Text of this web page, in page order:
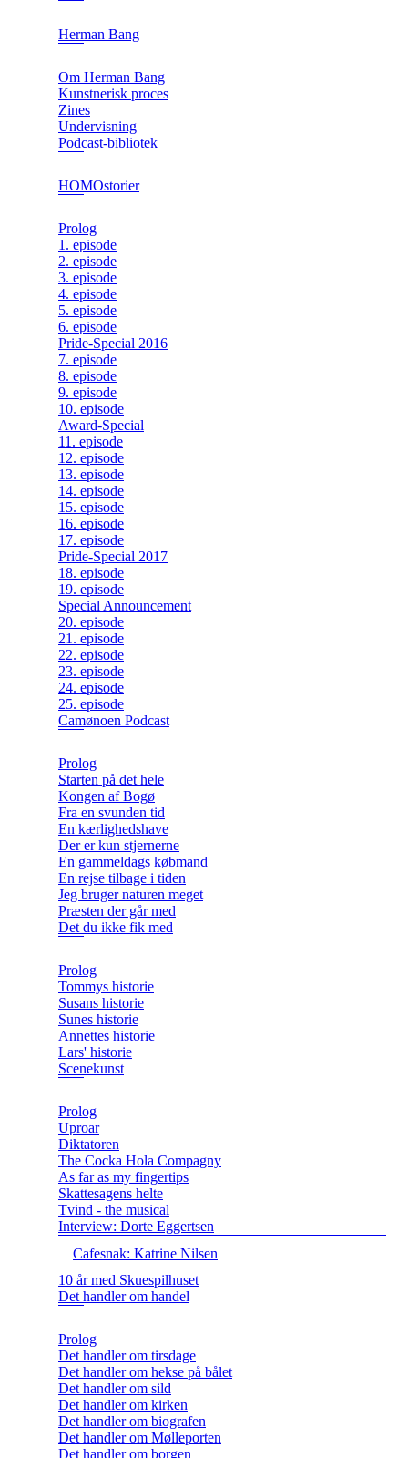
Herman Bang
Om Herman Bang
Kunstnerisk proces
Zines
Undervisning
Podcast-bibliotek
HOMOstorier
Prolog
1. episode
2. episode
3. episode
4. episode
5. episode
6. episode
Pride-Special 2016
7. episode
8. episode
9. episode
10. episode
Award-Special
11. episode
12. episode
13. episode
14. episode
15. episode
16. episode
17. episode
Pride-Special 2017
18. episode
19. episode
Special Announcement
20. episode
21. episode
22. episode
23. episode
24. episode
25. episode
Camønoen Podcast
Prolog
Starten på det hele
Kongen af Bogø
Fra en svunden tid
En kærlighedshave
Der er kun stjernerne
En gammeldags købmand
En rejse tilbage i tiden
Jeg bruger naturen meget
Præsten der går med
Det du ikke fik med
Prolog
Tommys historie
Susans historie
Sunes historie
Annettes historie
Lars' historie
Scenekunst
Prolog
Uproar
Diktatoren
The Cocka Hola Compagny
As far as my fingertips
Skattesagens helte
Tvind - the musical
Interview: Dorte Eggertsen
Cafesnak: Katrine Nilsen
10 år med Skuespilhuset
Det handler om handel
Prolog
Det handler om tirsdage
Det handler om hekse på bålet
Det handler om sild
Det handler om kirken
Det handler om biografen
Det handler om Mølleporten
Det handler om borgen